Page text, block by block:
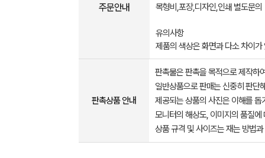
주문안내
목형비,포장,디자인,인쇄 별도문의
유의사항
제품의 색상은 화면과 다소 차이가
판촉상품 안내
판촉물은 판촉을 목적으로 제작하
일반상품으로 판매는 신중히 판단
제공되는 상품의 사진은 이해를
모니터의 해상도, 이미지의 품질
상품 규격 및 사이즈는 재는 방법